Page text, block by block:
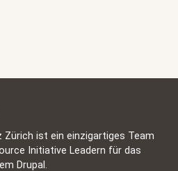
ist ein einzigartiges Team
Initiative Leadern für das
Drupal.